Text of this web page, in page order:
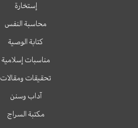
إستخارة
محاسبة النفس
كتابة الوصية
مناسبات إسلامية
تحقيقات ومقالات
آداب وسنن
مكتبة السراج